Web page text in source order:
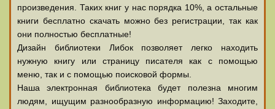
произведения. Таких книг у нас порядка 10%, а остальные
книги бесплатно скачать можно без регистрации, так как
они полностью бесплатные!
Дизайн библиотеки Либок позволяет легко находить
нужную книгу или страницу писателя как с помощью
меню, так и с помощью поисковой формы.
Наша электронная библиотека будет полезна многим
людям, ищущим разнообразную информацию! Заходите,